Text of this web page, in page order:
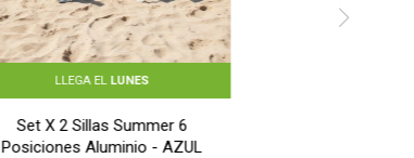
LLEGA EL LUNES
Set X 2 Sillas Summer 6
Posiciones Aluminio - AZUL